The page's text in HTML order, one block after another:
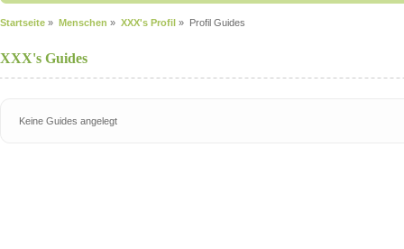
Startseite » Menschen » XXX's Profil » Profil Guides
XXX's Guides
Keine Guides angelegt